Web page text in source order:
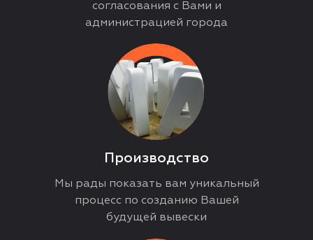
согласования с Вами и
администрацией города
Мы рады показать вам уникальный
процесс по созданию Вашей
будущей вывески
Производство